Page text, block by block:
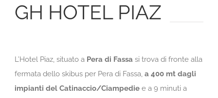
GH HOTEL PIAZ
L’Hotel Piaz, situato a Pera di Fassa si trova di fronte alla
fermata dello skibus per Pera di Fassa, a 400 mt dagli
impianti del Catinaccio/Ciampedie e a 9 minuti a